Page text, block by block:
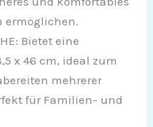
ermöglichen.
Bietet eine
x 46 cm, ideal zum
mehrerer
für Familien- und